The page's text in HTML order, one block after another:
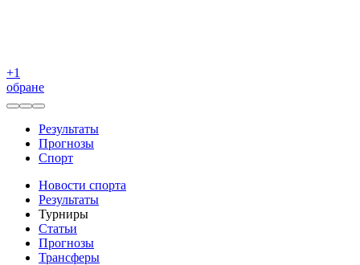
+1
обране
Результаты
Прогнозы
Спорт
Новости спорта
Результаты
Турниры
Статьи
Прогнозы
Трансферы